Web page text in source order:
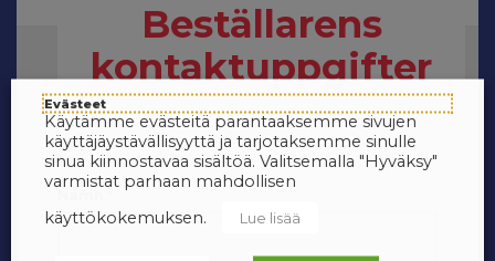
Beställarens
kontaktuppgifter
Evästeet
Käytämme evästeitä parantaaksemme sivujen
käyttäjäystävällisyyttä ja tarjotaksemme sinulle
sinua kiinnostavaa sisältöä. Valitsemalla "Hyväksy"
varmistat parhaan mahdollisen
käyttökokemuksen.
Lue lisää